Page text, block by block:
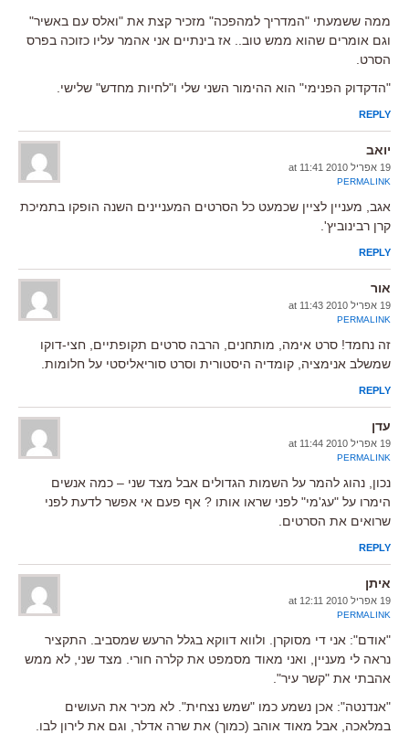
ממה ששמעתי "המדריך למהפכה" מזכיר קצת את "ואלס עם באשיר"
וגם אומרים שהוא ממש טוב.. אז בינתיים אני אהמר עליו כזוכה בפרס
הסרט.
"הדקדוק הפנימי" הוא ההימור השני שלי ו"לחיות מחדש" שלישי.
REPLY
יואב
19 אפריל 2010 at 11:41
PERMALINK
אגב, מעניין לציין שכמעט כל הסרטים המעניינים השנה הופקו בתמיכת
קרן רבינוביץ'.
REPLY
אור
19 אפריל 2010 at 11:43
PERMALINK
זה נחמד! סרט אימה, מותחנים, הרבה סרטים תקופתיים, חצי-דוקו
שמשלב אנימציה, קומדיה היסטורית וסרט סוריאליסטי על חלומות.
REPLY
עדן
19 אפריל 2010 at 11:44
PERMALINK
נכון, נהוג להמר על השמות הגדולים אבל מצד שני – כמה אנשים
הימרו על "עג'מי" לפני שראו אותו ? אף פעם אי אפשר לדעת לפני
שרואים את הסרטים.
REPLY
איתן
19 אפריל 2010 at 12:11
PERMALINK
"אודם": אני די מסוקרן. ולווא דווקא בגלל הרעש שמסביב. התקציר
נראה לי מעניין, ואני מאוד מסמפט את קלרה חורי. מצד שני, לא ממש
אהבתי את "קשר עיר".
"אנדנטה": אכן נשמע כמו "שמש נצחית". לא מכיר את העושים
במלאכה, אבל מאוד אוהב (כמוך) את שרה אדלר, וגם את לירון לבו.